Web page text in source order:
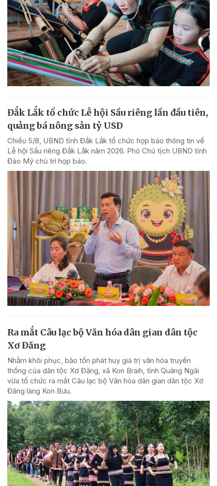
Đắk Lắk tổ chức Lễ hội Sầu riêng lần đầu tiên,
quảng bá nông sản tỷ USD
Chiều 5/8, UBND tỉnh Đắk Lắk tổ chức họp báo thông tin về
Lễ hội Sầu riêng Đắk Lắk năm 2026. Phó Chủ tịch UBND tỉnh
Đào Mỹ chủ trì họp báo.
Ra mắt Câu lạc bộ Văn hóa dân gian dân tộc
Xơ Đăng
Nhằm khôi phục, bảo tồn phát huy giá trị văn hóa truyền
thống của dân tộc Xơ Đăng, xã Kon Braih, tỉnh Quảng Ngãi
vừa tổ chức ra mắt Câu lạc bộ Văn hóa dân gian dân tộc Xơ
Đăng làng Kon Bưu.